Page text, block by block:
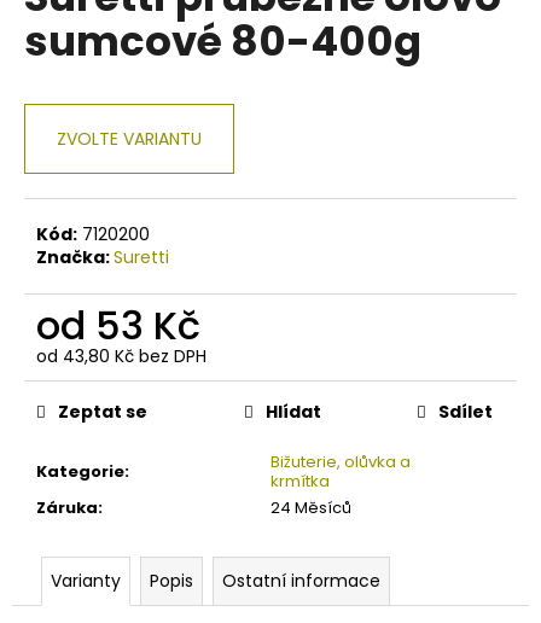
z
sumcové 80-400g
ZVOLTE VARIANTU
Kód: 7120200
Značka:Suretti
od 53 Kč
od 43,80 Kč bez DPH
Měrná
cena:
Kategorie:
Bižuterie, olůvka a
krmítka
Záruka: 24 Měsíců
Zeptat se Hlídat Sdílet
Varianty Popis Ostatní informace
a
j
í
D
o
o
u
j